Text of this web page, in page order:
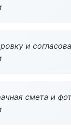
и
смета и